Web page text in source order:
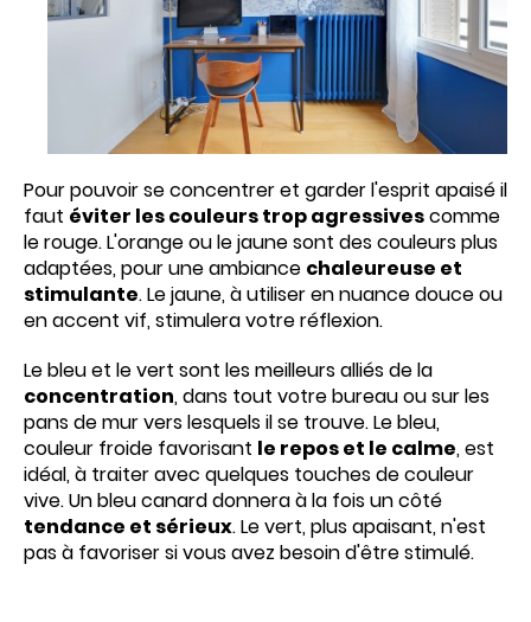
Pour pouvoir se concentrer et garder l'esprit apaisé il
faut éviter les couleurs trop agressivescomme
le rouge. L'orange ou le jaune sont des couleurs plus
adaptées, pour une ambiance chaleureuse et
stimulante. Le jaune, à utiliser en nuance douce ou
en accent vif, stimulera votre réflexion.
Le bleu et le vert sont les meilleurs alliés de la
concentration, dans tout votre bureau ou sur les
pans de mur vers lesquels il se trouve. Le bleu,
couleur froide favorisant le repos et le calme, est
idéal, à traiter avec quelques touches de couleur
vive. Un bleu canard donnera à la fois un côté
tendance et sérieux. Le vert, plus apaisant, n'est
pas à favoriser si vous avez besoin d'être stimulé.